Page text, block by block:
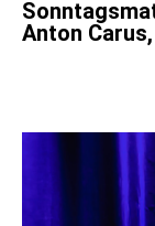
Anton